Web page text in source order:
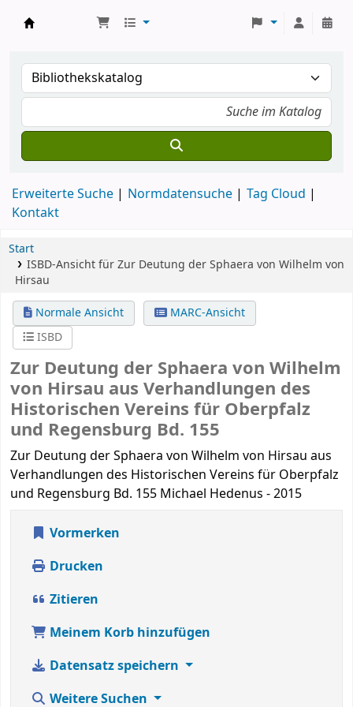
Erweiterte Suche Normdatensuche
Tag Cloud
Kontakt
Start
ISBD-Ansicht für Zur Deutung der Sphaera von Wilhelm von
Hirsau
Normale Ansicht
MARC-Ansicht
ISBD
Zur Deutung der Sphaera von Wilhelm
von Hirsau aus Verhandlungen des
Historischen Vereins für Oberpfalz
und Regensburg Bd. 155
Zur Deutung der Sphaera von Wilhelm von Hirsau aus
Verhandlungen des Historischen Vereins für Oberpfalz
und Regensburg Bd. 155 Michael Hedenus - 2015
Vormerken
Drucken
Zitieren
Meinem Korb hinzufügen
Datensatz speichern
Weitere Suchen